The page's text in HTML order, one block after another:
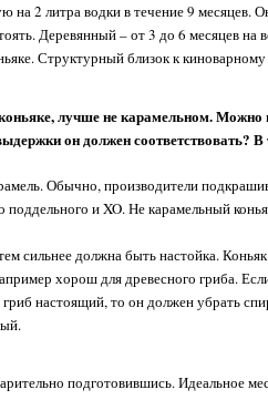
2 литра водки в течение 9 месяцев.
Деревянный – от 3 до 6 месяцев на
Структурный близок к
лучше не карамельном. Можно
он должен соответствовать? В
Обычно, производители
и XO. Не карамельный
сильнее должна быть настойка.
хорош для древесного гриба.
настоящий, то он должен убрать
подготовившись. Идеальное